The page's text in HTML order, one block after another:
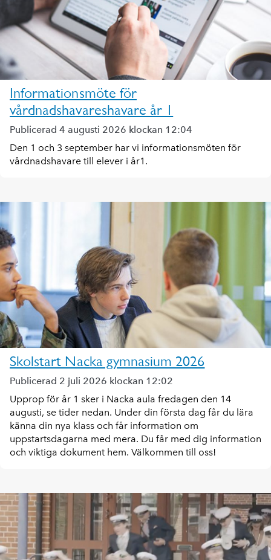
Informationsmöte för
vårdnadshavareshavare år 1
Publicerad 4 augusti 2026 klockan 12:04
Den 1 och 3 september har vi informationsmöten för
vårdnadshavare till elever i år1.
Skolstart Nacka gymnasium 2026
Publicerad 2 juli 2026 klockan 12:02
Upprop för år 1 sker i Nacka aula fredagen den 14
augusti, se tider nedan. Under din första dag får du lära
känna din nya klass och får information om
uppstartsdagarna med mera. Du får med dig information
och viktiga dokument hem. Välkommen till oss!